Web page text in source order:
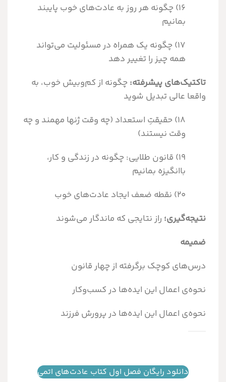
۱۶) چگونه هر روز به عادت‌های خوب پایبند
بمانیم
۱۷) چگونه یک همراه در مسئولیت می‌تواند
همه چیز را تغییر دهد
تاکتیکهای پیشرفته: چگونه از کم‌وبیش خوب، به
واقعا عالی تبدیل شوید
۱۸) حقیقتِ استعداد (چه وقت ژنها مهمند و چه
وقت نیستند)
۱۹) قانون طلایی: چگونه در زندگی و کار،
باانگیزه بمانیم
۲۰) نقطه ضعف ایجاد عادت‌های خوب
نتیجه‌گیری؛ راز نتایجی که ماندگار می‌شوند
ضمیمه
درس‌های کوچک برگرفته از چهار قانون
نحوه‌ی اعمال این ایده‌ها در کسب‌وکار
نحوه‌ی اعمال این ایده‌ها در پرورش فرزند
دانلود رایگان فصل اول کتاب عادت‌های اتمی